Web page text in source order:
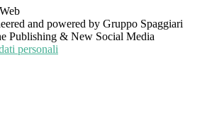
and powered by Gruppo Spaggiari
Publishing & New Social Media
personali